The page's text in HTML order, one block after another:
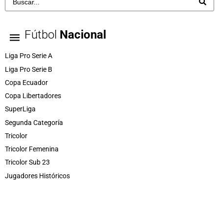
Fútbol Nacional
Liga Pro Serie A
Liga Pro Serie B
Copa Ecuador
Copa Libertadores
SuperLiga
Segunda Categoría
Tricolor
Tricolor Femenina
Tricolor Sub 23
Jugadores Históricos